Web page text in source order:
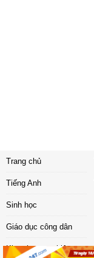
Trang chủ
Tiếng Anh
Sinh học
Giáo dục công dân
Khoa học tự nhiên